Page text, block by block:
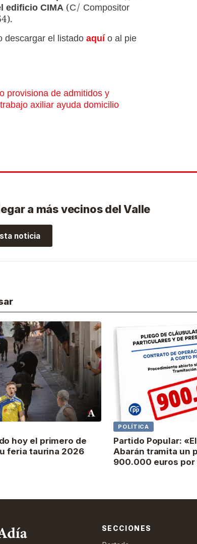
edificio CIMA (C/ Compositor
descargar el listadoaquío al pie
provisiona de admitidos y
axiliar ayuda domicilio
a más vecinos del Valle
noticia
hoy el primero de
feria taurina 2026
POLÍTICA
Partido Popular:
Abarán tramita un
900.000 euros
SECCIONES